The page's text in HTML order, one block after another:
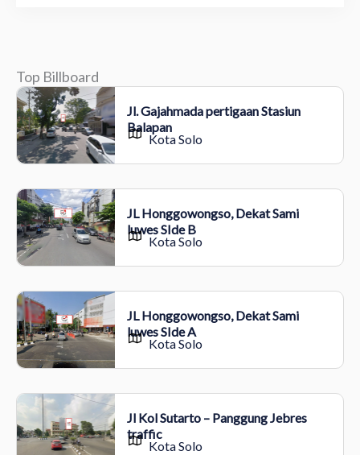
Top Billboard
Jl. Gajahmada pertigaan Stasiun
Balapan
Kota Solo
JL Honggowongso, Dekat Sami
luwes SIde B
Kota Solo
JL Honggowongso, Dekat Sami
luwes SIde A
Kota Solo
Jl Kol Sutarto – Panggung Jebres
traffic
Kota Solo